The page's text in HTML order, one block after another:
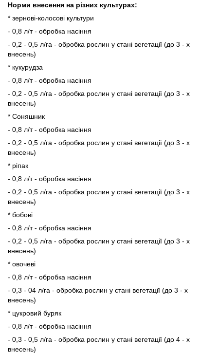
Норми внесення на різних культурах:
* зернові-колосові культури
- 0,8 л/т - обробка насіння
- 0,2 - 0,5 л/га - обробка рослин у стані вегетації (до 3 - х
внесень)
* кукурудза
- 0,8 л/т - обробка насіння
- 0,2 - 0,5 л/га - обробка рослин у стані вегетації (до 3 - х
внесень)
* Соняшник
- 0,8 л/т - обробка насіння
- 0,2 - 0,5 л/га - обробка рослин у стані вегетації (до 3 - х
внесень)
* ріпак
- 0,8 л/т - обробка насіння
- 0,2 - 0,5 л/га - обробка рослин у стані вегетації (до 3 - х
внесень)
* бобові
- 0,8 л/т - обробка насіння
- 0,2 - 0,5 л/га - обробка рослин у стані вегетації (до 3 - х
внесень)
* овочеві
- 0,8 л/т - обробка насіння
- 0,3 - 04 л/га - обробка рослин у стані вегетації (до 3 - х
внесень)
* цукровий буряк
- 0,8 л/т - обробка насіння
- 0,3 - 0,5 л/га - обробка рослин у стані вегетації (до 4 - х
внесень)